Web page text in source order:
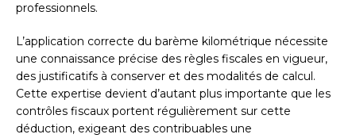
professionnels.
L’application correcte du barème kilométrique nécessite
une connaissance précise des règles fiscales en vigueur,
des justificatifs à conserver et des modalités de calcul.
Cette expertise devient d’autant plus importante que les
contrôles fiscaux portent régulièrement sur cette
déduction, exigeant des contribuables une